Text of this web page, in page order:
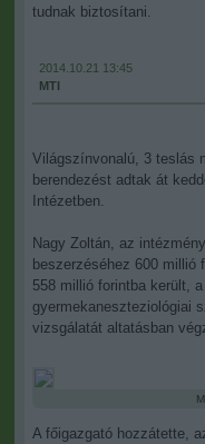
tudnak biztosítani.
2014.10.21 13:45
MTI
Világszínvonalú, 3 teslás
berendezést adtak át
Intézetben.
Nagy Zoltán, az
beszerzéséhez 600 millió
558 millió forintba került,
gyermekaneszteziológiai
vizsgálatát altatásban
A főigazgató hozzátette,